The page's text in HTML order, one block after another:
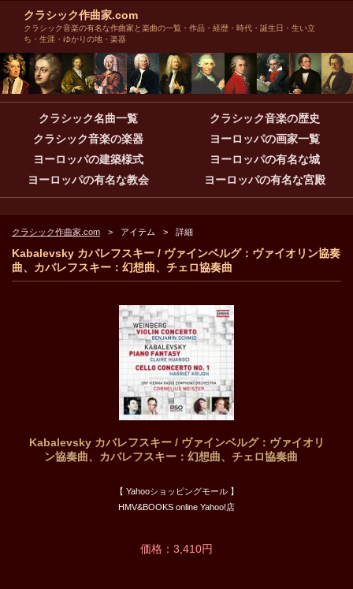
クラシック作曲家.com
クラシック音楽の有名な作曲家と楽曲の一覧・作品・経歴・時代・誕生日・生い立
ち・生涯・ゆかりの地・楽器
クラシック名曲一覧
クラシック音楽の歴史
クラシック音楽の楽器
ヨーロッパの画家一覧
ヨーロッパの建築様式
ヨーロッパの有名な城
ヨーロッパの有名な教会
ヨーロッパの有名な宮殿
クラシック作曲家.com アイテム 詳細
Kabalevsky カバレフスキー / ヴァインベルグ：ヴァイオリン協奏
曲、カバレフスキー：幻想曲、チェロ協奏曲
Kabalevsky カバレフスキー / ヴァインベルグ：ヴァイオリ
ン協奏曲、カバレフスキー：幻想曲、チェロ協奏曲
【 Yahooショッピングモール 】
HMV&BOOKS online Yahoo!店
価格：3,410円